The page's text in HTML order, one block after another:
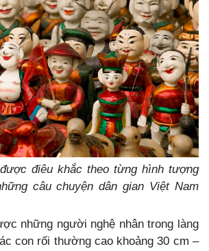
điêu khắc theo từng hình tượng
câu chuyện dân gian Việt Nam
những người nghệ nhân trong làng
con rối thường cao khoảng 30 cm –